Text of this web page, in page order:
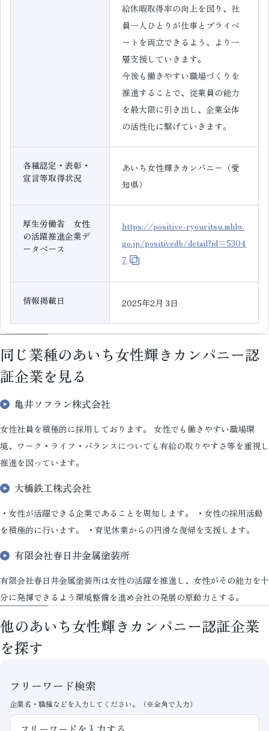
給休暇取得率の向上を図り、社
員一人ひとりが仕事とプライベ
ートを両立できるよう、より一
層支援していきます。
今後も働きやすい職場づくりを
推進することで、従業員の能力
を最大限に引き出し、企業全体
の活性化に繋げていきます。
各種認定・表彰・
宣言等取得状況
あいち女性輝きカンパニー（愛
知県）
厚生労働省 女性
の活躍推進企業デ
ータベース
https://positive-ryouritsu.mhlw.
go.jp/positivedb/detail?id=5304
7
情報掲載日 2025年2月 3日
同じ業種のあいち女性輝きカンパニー認
証企業を見る
亀井ソフラン株式会社
女性社員を積極的に採用しております。 女性でも働きやすい職場環
境、ワーク・ライフ・バランスについても有給の取りやすさ等を重視し
推進を図っています。
大橋鉄工株式会社
・女性が活躍できる企業であることを周知します。 ・女性の採用活動
を積極的に行います。 ・育児休業からの円滑な復帰を支援します。
有限会社春日井金属塗装所
有限会社春日井金属塗装所は女性の活躍を推進し、女性がその能力を十
分に発揮できるよう環境整備を進め会社の発展の原動力とする。
他のあいち女性輝きカンパニー認証企業
を探す
フリーワード検索
企業名・職種などを入力してください。（※全角で入力）